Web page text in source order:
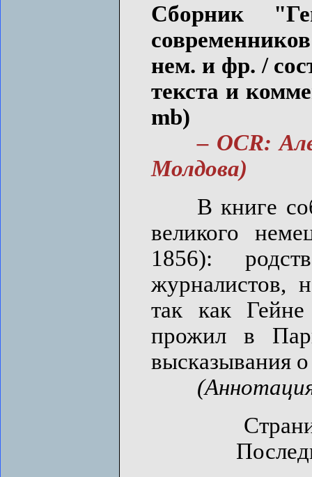
Сборник
нем. и фр. /
текста и
mb)
– OCR:
Молдова)
В книге
великого
1856):
журналистов,
так как
прожил в
высказывания